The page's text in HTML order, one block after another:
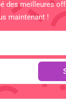
des meilleures
maintenant !